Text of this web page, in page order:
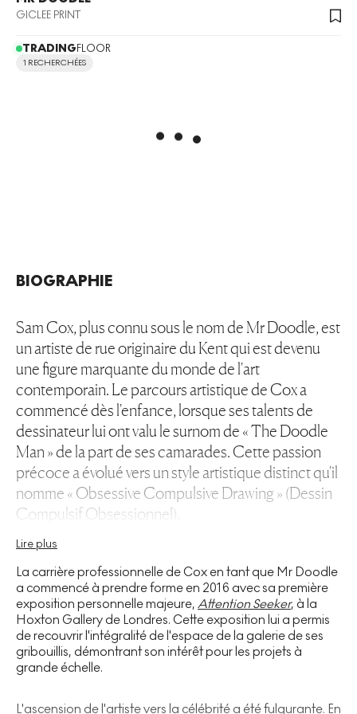
GICLEE PRINT
TRADINGFLOOR
1 RECHERCHÉES
BIOGRAPHIE
Sam Cox, plus connu sous le nom de Mr Doodle, est
un artiste de rue originaire du Kent qui est devenu
une figure marquante du monde de l'art
contemporain. Le parcours artistique de Cox a
commencé dès l'enfance, lorsque ses talents de
dessinateur lui ont valu le surnom de « The Doodle
Man » de la part de ses camarades. Cette passion
précoce a évolué vers un style artistique distinct qu'il
nomme « Obsessive Compulsive Drawing » (Dessin
Compulsif Obsessionnel).
L'art de Cox se caractérise par ses motifs et ses
personnages denses et imbriqués, créant un langage
visuel qu'il appelle le « graffiti spaghetti ». Ce style,
influencé parKeith Haringet les jeux vidéo d'arcade,
s'est retrouvé sur une multitude de supports, des
petites toiles aux bâtiments entiers.
de l'art contemporain, Cox a rapidement acquis une
Lire plus
La carrière professionnelle de Cox en tant que Mr Doodle
a commencé à prendre forme en 2016 avec sa première
exposition personnelle majeure, Attention Seeker, à la
Hoxton Gallery de Londres. Cette exposition lui a permis
de recouvrir l'intégralité de l'espace de la galerie de ses
gribouillis, démontrant son intérêt pour les projets à
grande échelle.
L'ascension de l'artiste vers la célébrité a été fulgurante. En